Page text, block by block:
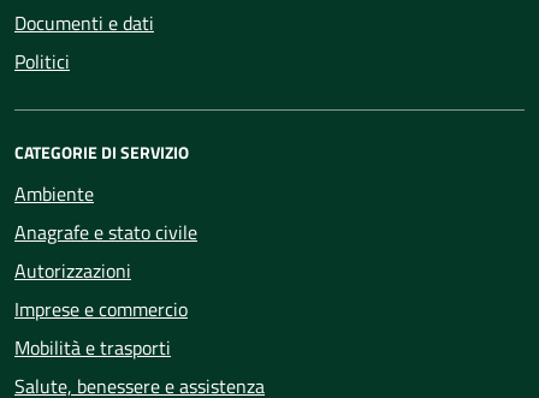
Documenti e dati
Politici
CATEGORIE DI SERVIZIO
Ambiente
Anagrafe e stato civile
Autorizzazioni
Imprese e commercio
Mobilità e trasporti
Salute, benessere e assistenza